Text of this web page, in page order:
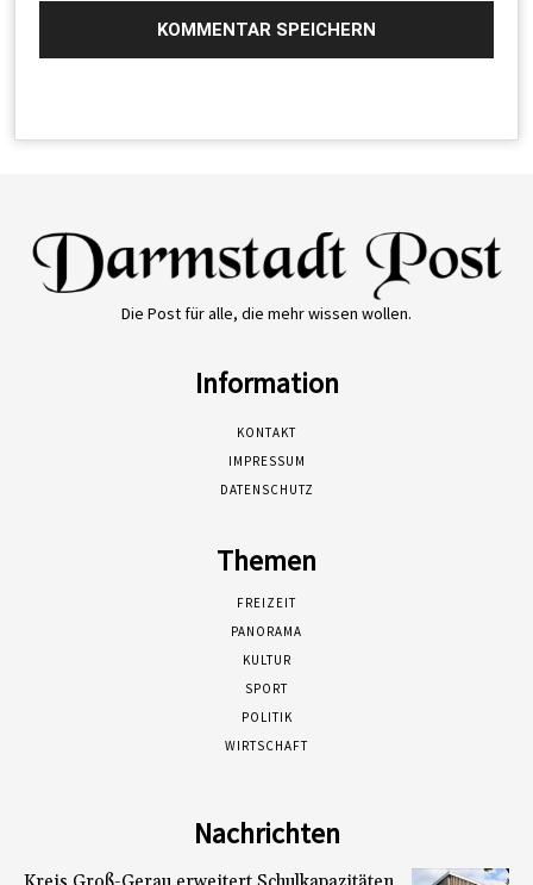
Die Post für alle, die mehr wissen wollen.
Information
KONTAKT
IMPRESSUM
DATENSCHUTZ
Themen
FREIZEIT
PANORAMA
KULTUR
SPORT
POLITIK
WIRTSCHAFT
Nachrichten